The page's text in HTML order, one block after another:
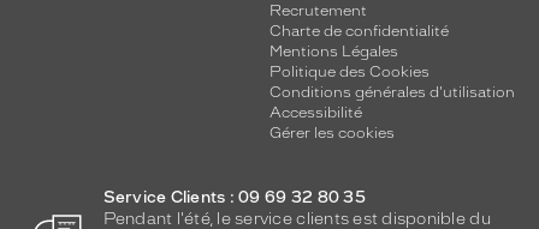
Recrutement
Charte de confidentialité
Mentions Légales
Politique des Cookies
Conditions générales d'utilisation
Accessibilité
Gérer les cookies
Service Clients : 09 69 32 80 35
Pendant l'été, le service clients est disponible du